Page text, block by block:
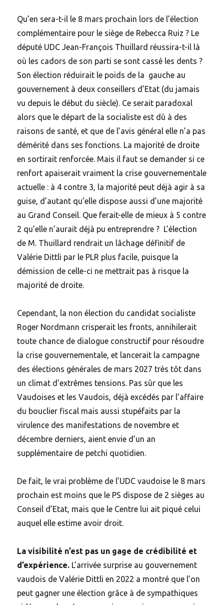
Qu’en sera-t-il le 8 mars prochain lors de l’élection
complémentaire pour le siège de Rebecca Ruiz ? Le
député UDC Jean-François Thuillard réussira-t-il là
où les cadors de son parti se sont cassé les dents ?
Son élection réduirait le poids de la gauche au
gouvernement à deux conseillers d’Etat (du jamais
vu depuis le début du siècle). Ce serait paradoxal
alors que le départ de la socialiste est dû à des
raisons de santé, et que de l’avis général elle n’a pas
démérité dans ses fonctions. La majorité de droite
en sortirait renforcée. Mais il faut se demander si ce
renfort apaiserait vraiment la crise gouvernementale
actuelle : à 4 contre 3, la majorité peut déjà agir à sa
guise, d’autant qu’elle dispose aussi d’une majorité
au Grand Conseil. Que ferait-elle de mieux à 5 contre
2 qu’elle n’aurait déjà pu entreprendre ? L’élection
de M. Thuillard rendrait un lâchage définitif de
Valérie Dittli par le PLR plus facile, puisque la
démission de celle-ci ne mettrait pas à risque la
majorité de droite.
Cependant, la non élection du candidat socialiste
Roger Nordmann crisperait les fronts, annihilerait
toute chance de dialogue constructif pour résoudre
la crise gouvernementale, et lancerait la campagne
des élections générales de mars 2027 très tôt dans
un climat d’extrêmes tensions. Pas sûr que les
Vaudoises et les Vaudois, déjà excédés par l’affaire
du bouclier fiscal mais aussi stupéfaits par la
virulence des manifestations de novembre et
décembre derniers, aient envie d’un an
supplémentaire de petchi quotidien.
De fait, le vrai problème de l’UDC vaudoise le 8 mars
prochain est moins que le PS dispose de 2 sièges au
Conseil d’Etat, mais que le Centre lui ait piqué celui
auquel elle estime avoir droit.
La visibilité n’est pas un gage de crédibilité et
d’expérience. L’arrivée surprise au gouvernement
vaudois de Valérie Dittli en 2022 a montré que l’on
peut gagner une élection grâce à de sympathiques